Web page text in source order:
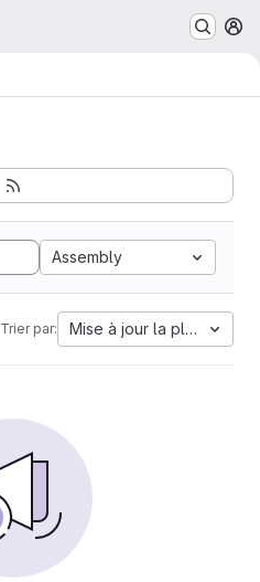
Assembly
Trier par: Mise à jour la plus